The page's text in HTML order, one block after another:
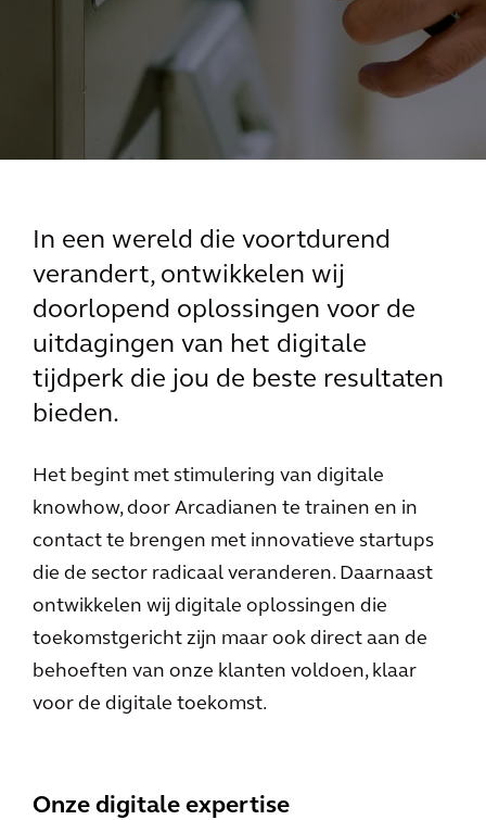
In een wereld die voortdurend
verandert, ontwikkelen wij
doorlopend oplossingen voor de
uitdagingen van het digitale
tijdperk die jou de beste resultaten
bieden.
Het begint met stimulering van digitale
knowhow, door Arcadianen te trainen en in
contact te brengen met innovatieve startups
die de sector radicaal veranderen. Daarnaast
ontwikkelen wij digitale oplossingen die
toekomstgericht zijn maar ook direct aan de
behoeften van onze klanten voldoen, klaar
voor de digitale toekomst.
Onze digitale expertise